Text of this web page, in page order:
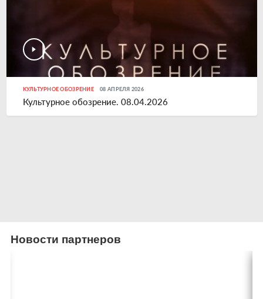
КУЛЬТУРНОЕ ОБОЗРЕНИЕ 08 АПРЕЛЯ 2026
Культурное обозрение. 08.04.2026
Новости партнеров